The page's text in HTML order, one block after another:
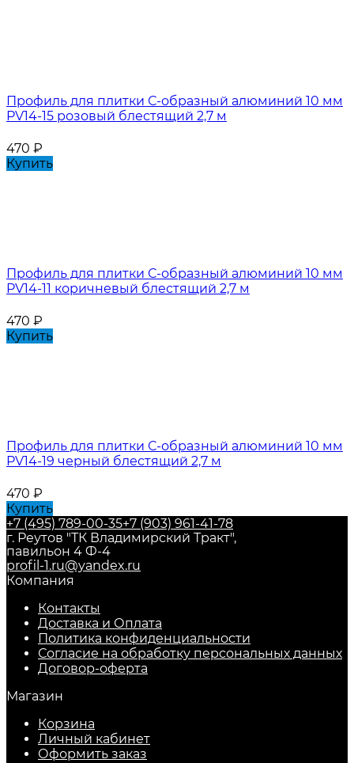
Профиль для плитки С-образный алюминий 10 мм
PV14-15 розовый блестящий 2,7 м
470 ₽
Купить
Профиль для плитки С-образный алюминий 10 мм
PV14-11 коричневый блестящий 2,7 м
470 ₽
Купить
Профиль для плитки С-образный алюминий 10 мм
PV14-19 черный блестящий 2,7 м
470 ₽
Купить
+7 (495) 789-00-35+7 (903) 961-41-78
г. Реутов "ТК Владимирский Тракт",
павильон 4 Ф-4
profil-1.ru@yandex.ru
Компания
Контакты
Доставка и Оплата
Политика конфиденциальности
Согласие на обработку персональных данных
Договор-оферта
Магазин
Корзина
Личный кабинет
Оформить заказ